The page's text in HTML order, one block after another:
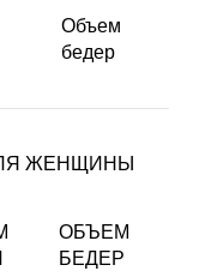
Объем
бедер
ЖЕНЩИНЫ
ОБЪЕМ
БЕДЕР